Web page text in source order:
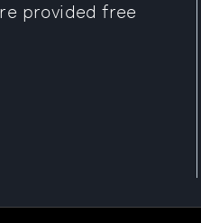
provided free